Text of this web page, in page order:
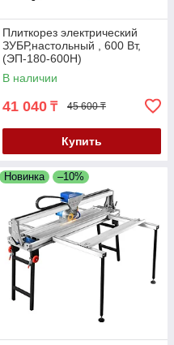
Плиткорез электрический
ЗУБР,настольный , 600 Вт,
(ЭП-180-600Н)
В наличии
41 040 ₸ 45 600 ₸
Купить
Новинка –10%